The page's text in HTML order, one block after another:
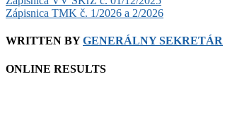
navigation
Zápisnica TMK č. 1/2026 a 2/2026
WRITTEN BYGENERÁLNY SEKRETÁR
ONLINE RESULTS